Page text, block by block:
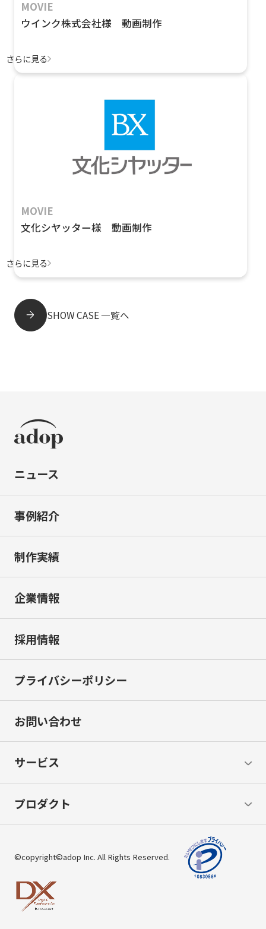
MOVIE
ウインク株式会社様 動画制作
さらに見る
MOVIE
文化シヤッター様 動画制作
さらに見る
SHOW CASE 一覧へ
ニュース
事例紹介
制作実績
企業情報
採用情報
プライバシーポリシー
お問い合わせ
サービス
プロダクト
©copyright©adop Inc. All Rights Reserved.